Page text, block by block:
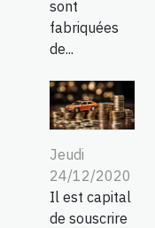
sont
fabriquées
de...
Jeudi
24/12/2020
Il est capital
de souscrire